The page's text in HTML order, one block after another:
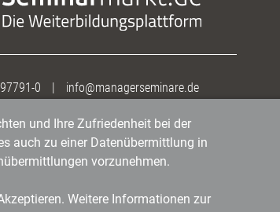
0 | info@managerseminare.de
und Ihre Zufriedenheit bei der
auch zu einer Datenübermittlung in
vorzunehmen.
Weitere Informationen zur